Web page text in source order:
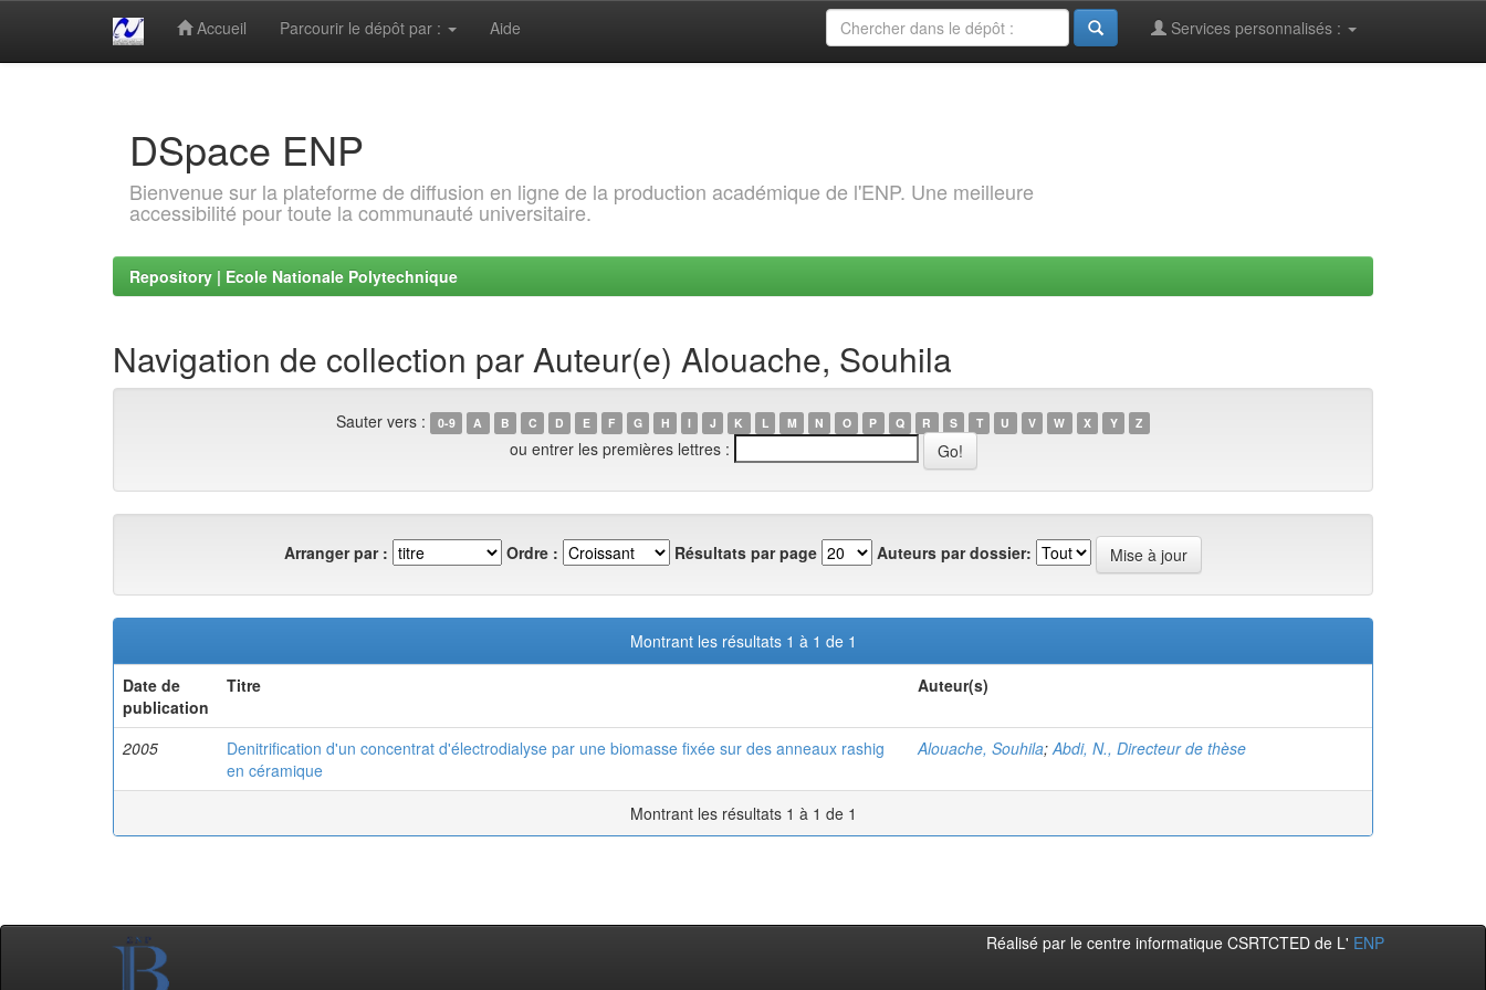
Accueil Parcourir le dépôt par : Aide Services personnalisés :
DSpace ENP
Bienvenue sur la plateforme de diffusion en ligne de la production académique de l'ENP. Une meilleure
accessibilité pour toute la communauté universitaire.
Repository | Ecole Nationale Polytechnique
Navigation de collection par Auteur(e) Alouache, Souhila
Sauter vers : 0-9 A B C D E F G H I J K L M N O P Q R S T U V W X Y Z
ou entrer les premières lettres :
Arranger par : Ordre : Résultats par page Auteurs par dossier:
Montrant les résultats 1 à 1 de 1
Date de
publication
Titre Auteur(s)
2005
Denitrification d'un concentrat d'électrodialyse par une biomasse fixée sur des anneaux rashig
en céramique
Alouache, Souhila;Abdi, N., Directeur de thèse
Montrant les résultats 1 à 1 de 1
Réalisé par le centre informatique CSRTCTED de L' ENP